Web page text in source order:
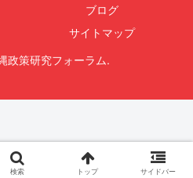
ブログ
サイトマップ
政策研究フォーラム.
検索 トップ サイドバー